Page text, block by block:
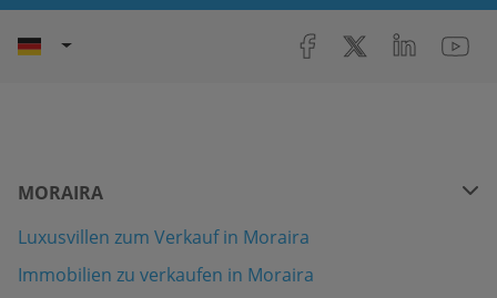
MORAIRA
Luxusvillen zum Verkauf in Moraira
Immobilien zu verkaufen in Moraira